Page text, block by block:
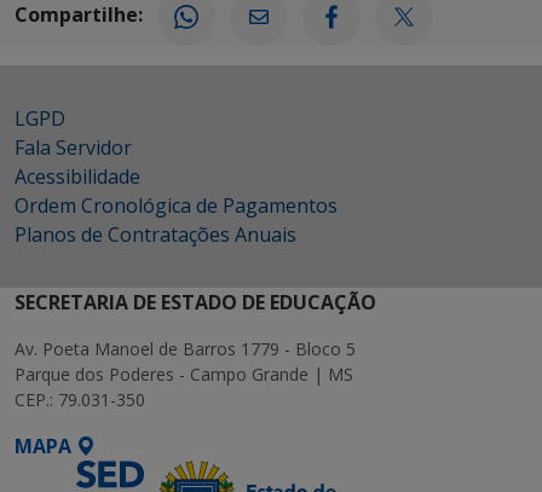
Compartilhe:
LGPD
Fala Servidor
Acessibilidade
Ordem Cronológica de Pagamentos
Planos de Contratações Anuais
SECRETARIA DE ESTADO DE EDUCAÇÃO
Av. Poeta Manoel de Barros 1779 - Bloco 5
Parque dos Poderes - Campo Grande | MS
CEP.: 79.031-350
MAPA